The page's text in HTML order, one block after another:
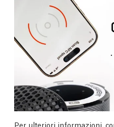
Per ulteriori informazioni,